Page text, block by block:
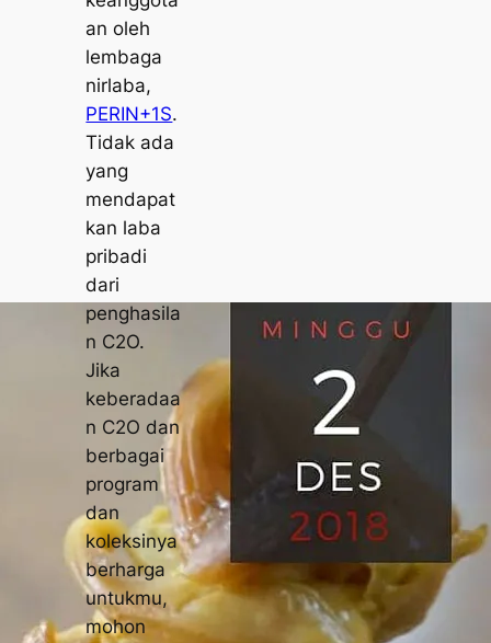
an oleh
lembaga
nirlaba,
PERIN+1S.
Tidak ada
yang
mendapat
kan laba
pribadi
dari
penghasila
n C2O.
Jika
keberadaa
n C2O dan
berbagai
program
dan
koleksinya
berharga
untukmu,
mohon